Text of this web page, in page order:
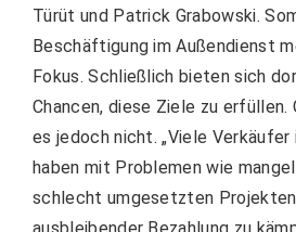
Türüt und Patrick Grabowski.
Beschäftigung im Außendienst
Fokus. Schließlich bieten sich
Chancen, diese Ziele zu erfüllen.
es jedoch nicht. „Viele Verkäufer
haben mit Problemen wie
schlecht umgesetzten Projekten